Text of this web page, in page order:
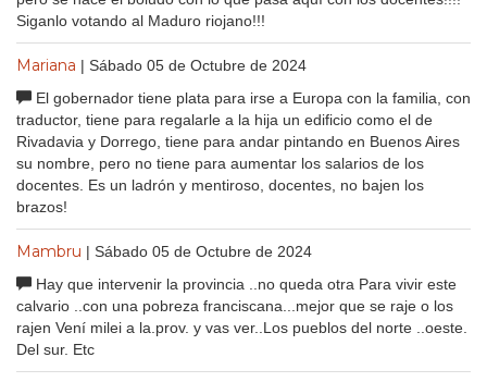
Siganlo votando al Maduro riojano!!!
Mariana | Sábado 05 de Octubre de 2024
El gobernador tiene plata para irse a Europa con la familia, con
traductor, tiene para regalarle a la hija un edificio como el de
Rivadavia y Dorrego, tiene para andar pintando en Buenos Aires
su nombre, pero no tiene para aumentar los salarios de los
docentes. Es un ladrón y mentiroso, docentes, no bajen los
brazos!
Mambru | Sábado 05 de Octubre de 2024
Hay que intervenir la provincia ..no queda otra Para vivir este
calvario ..con una pobreza franciscana...mejor que se raje o los
rajen Vení milei a la.prov. y vas ver..Los pueblos del norte ..oeste.
Del sur. Etc